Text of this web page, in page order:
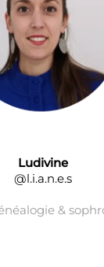
Ludivine
@l.i.a.n.e.s
&